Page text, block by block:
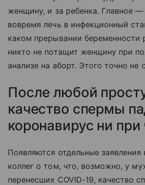
женщину, и за ребенка. Главное —
вовремя лечь в инфекционный
каком прерывании беременности
никто не потащит женщину при
анализе на аборт. Этого точно не
После любой
качество спермы
коронавирус ни
Появляются отдельные заявления
коллег о том, что, возможно, у
перенесших COVID-19, качество